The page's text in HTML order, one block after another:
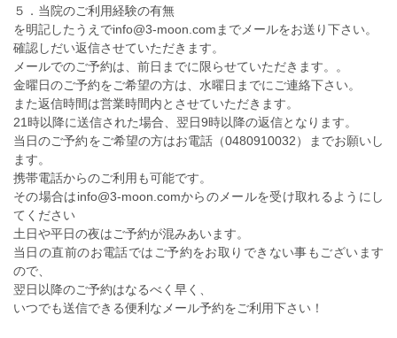
５．当院のご利用経験の有無
を明記したうえでinfo@3-moon.comまでメールをお送り下さい。
確認しだい返信させていただきます。
メールでのご予約は、前日までに限らせていただきます。。
金曜日のご予約をご希望の方は、水曜日までにご連絡下さい。
また返信時間は営業時間内とさせていただきます。
21時以降に送信された場合、翌日9時以降の返信となります。
当日のご予約をご希望の方はお電話（0480910032）までお願いし
ます。
携帯電話からのご利用も可能です。
その場合はinfo@3-moon.comからのメールを受け取れるようにし
てください
土日や平日の夜はご予約が混みあいます。
当日の直前のお電話ではご予約をお取りできない事もございます
ので、
翌日以降のご予約はなるべく早く、
いつでも送信できる便利なメール予約をご利用下さい！